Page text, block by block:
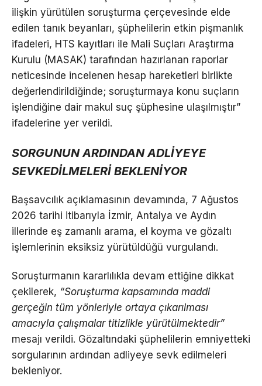
ilişkin yürütülen soruşturma çerçevesinde elde
edilen tanık beyanları, şüphelilerin etkin pişmanlık
ifadeleri, HTS kayıtları ile Mali Suçları Araştırma
Kurulu (MASAK) tarafından hazırlanan raporlar
neticesinde incelenen hesap hareketleri birlikte
değerlendirildiğinde; soruşturmaya konu suçların
işlendiğine dair makul suç şüphesine ulaşılmıştır”
ifadelerine yer verildi.
SORGUNUN ARDINDAN ADLİYEYE
SEVKEDİLMELERİ BEKLENİYOR
Başsavcılık açıklamasının devamında, 7 Ağustos
2026 tarihi itibarıyla İzmir, Antalya ve Aydın
illerinde eş zamanlı arama, el koyma ve gözaltı
işlemlerinin eksiksiz yürütüldüğü vurgulandı.
Soruşturmanın kararlılıkla devam ettiğine dikkat
çekilerek, “Soruşturma kapsamında maddi
gerçeğin tüm yönleriyle ortaya çıkarılması
amacıyla çalışmalar titizlikle yürütülmektedir”
mesajı verildi. Gözaltındaki şüphelilerin emniyetteki
sorgularının ardından adliyeye sevk edilmeleri
bekleniyor.